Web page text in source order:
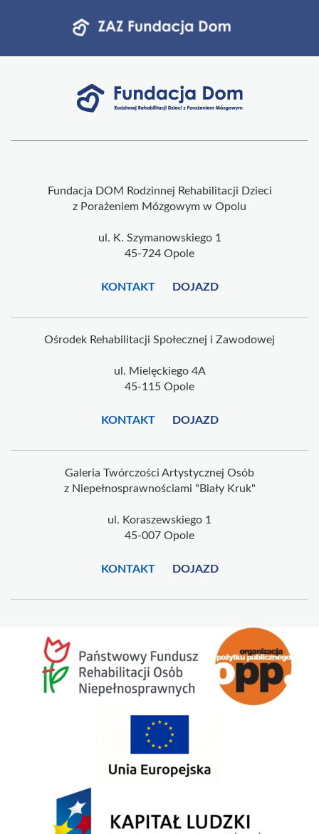
Fundacja DOM Rodzinnej Rehabilitacji Dzieci
z Porażeniem Mózgowym w Opolu
ul. K. Szymanowskiego 1
45-724 Opole
KONTAKT DOJAZD
Ośrodek Rehabilitacji Społecznej i Zawodowej
ul. Mielęckiego 4A
45-115 Opole
KONTAKT DOJAZD
Galeria Twórczości Artystycznej Osób
z Niepełnosprawnościami "Biały Kruk"
ul. Koraszewskiego 1
45-007 Opole
KONTAKT DOJAZD